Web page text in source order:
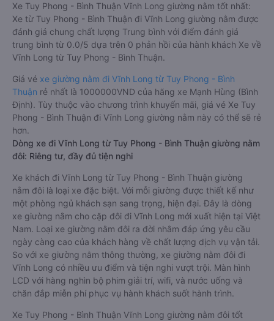
Xe Tuy Phong - Bình Thuận Vĩnh Long giường nằm tốt nhất:
Xe từ Tuy Phong - Bình Thuận đi Vĩnh Long giường nằm được
đánh giá chung chất lượng Trung bình với điểm đánh giá
trung bình từ 0.0/5 dựa trên 0 phản hồi của hành khách Xe về
Vĩnh Long từ Tuy Phong - Bình Thuận.
Giá vé xe giường nằm đi Vĩnh Long từ Tuy Phong - Bình
Thuận rẻ nhất là 1000000VND của hãng xe Mạnh Hùng (Bình
Định). Tùy thuộc vào chương trình khuyến mãi, giá vé Xe Tuy
Phong - Bình Thuận đi Vĩnh Long giường nằm này có thể sẽ rẻ
hơn.
Dòng xe đi Vĩnh Long từ Tuy Phong - Bình Thuận giường nằm
đôi: Riêng tư, đầy đủ tiện nghi
Xe khách đi Vĩnh Long từ Tuy Phong - Bình Thuận giường
nằm đôi là loại xe đặc biệt. Với mỗi giường được thiết kế như
một phòng ngủ khách sạn sang trọng, hiện đại. Đây là dòng
xe giường nằm cho cặp đôi đi Vĩnh Long mới xuất hiện tại Việt
Nam. Loại xe giường nằm đôi ra đời nhằm đáp ứng yêu cầu
ngày càng cao của khách hàng về chất lượng dịch vụ vận tải.
So với xe giường nằm thông thường, xe giường nằm đôi đi
Vĩnh Long có nhiều ưu điểm và tiện nghi vượt trội. Màn hình
LCD với hàng nghìn bộ phim giải trí, wifi, và nước uống và
chăn đắp miễn phí phục vụ hành khách suốt hành trình.
Xe Tuy Phong - Bình Thuận Vĩnh Long giường nằm đôi tốt